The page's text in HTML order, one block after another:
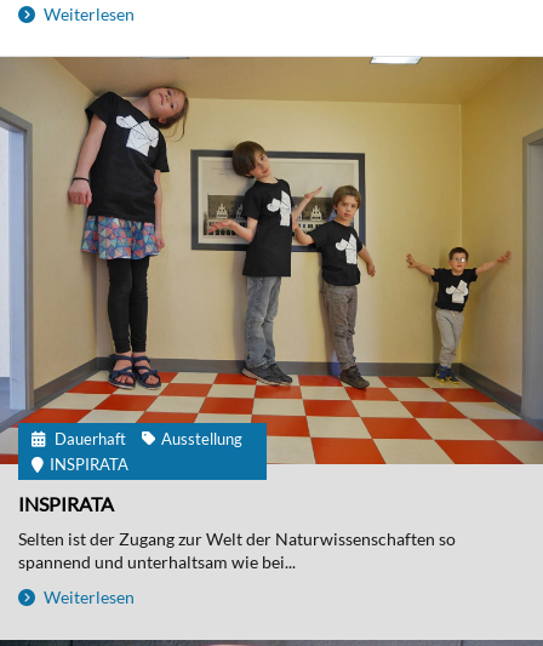
Weiterlesen
Dauerhaft
Ausstellung
INSPIRATA
INSPIRATA
Selten ist der Zugang zur Welt der Naturwissenschaften so
spannend und unterhaltsam wie bei...
Weiterlesen